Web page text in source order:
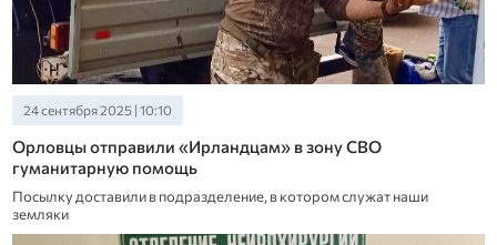
24 сентября 2025 | 10:10
Орловцы отправили «Ирландцам» в зону СВО
гуманитарную помощь
Посылку доставили в подразделение, в котором служат наши
земляки